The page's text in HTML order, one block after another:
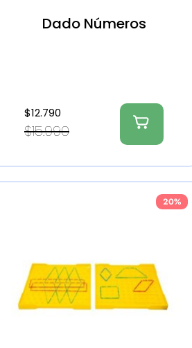
Dado Números
$15.990
$12.790
20%